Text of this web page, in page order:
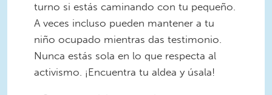
turno si estás caminando con tu pequeño.
A veces incluso pueden mantener a tu
niño ocupado mientras das testimonio.
Nunca estás sola en lo que respecta al
activismo. ¡Encuentra tu aldea y úsala!